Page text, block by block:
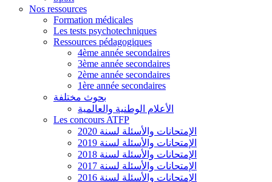
Nos ressources
Formation médicales
Les tests psychotechniques
Ressources pédagogiques
4ème année secondaires
3ème année secondaires
2ème année secondaires
1ère année secondaires
بحوث مختلفة
الأعلام الوطنية والعالمية
Les concours ATFP
الإمتحانات والأسئلة لسنة 2020
الإمتحانات والأسئلة لسنة 2019
الإمتحانات والأسئلة لسنة 2018
الإمتحانات والأسئلة لسنة 2017
الإمتحانات والأسئلة لسنة 2016